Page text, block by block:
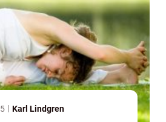
Karl Lindgren